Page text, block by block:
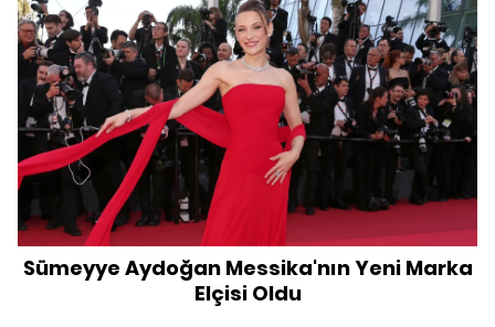
Sümeyye Aydoğan Messika'nın Yeni Marka
Elçisi Oldu